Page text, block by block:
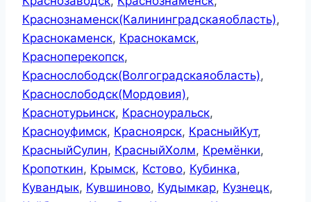
Краснознаменск(Калининградскаяобласть),
Краснокаменск, Краснокамск,
Красноперекопск,
Краснослободск(Волгоградскаяобласть),
Краснослободск(Мордовия),
Краснотурьинск, Красноуральск,
Красноуфимск, Красноярск, КрасныйКут,
КрасныйСулин, КрасныйХолм, Кремёнки,
Кропоткин, Крымск, Кстово, Кубинка,
Кувандык, Кувшиново, Кудымкар, Кузнецк,